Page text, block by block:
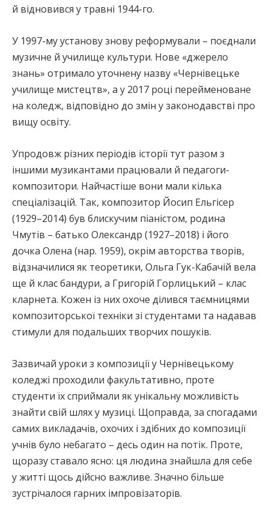
й відновився у травні 1944-го.
У 1997-му установу знову реформували – поєднали
музичне й училище культури. Нове «джерело
знань» отримало уточнену назву «Чернівецьке
училище мистецтв», а у 2017 році перейменоване
на коледж, відповідно до змін у законодавстві про
вищу освіту.
Упродовж різних періодів історії тут разом з
іншими музикантами працювали й педагоги-
композитори. Найчастіше вони мали кілька
спеціалізацій. Так, композитор Йосип Ельгісер
(1929–2014) був блискучим піаністом, родина
Чмутів – батько Олександр (1927–2018) і його
дочка Олена (нар. 1959), окрім авторства творів,
відзначилися як теоретики, Ольга Гук-Кабачій вела
ще й клас бандури, а Григорій Горлицький – клас
кларнета. Кожен із них охоче ділився таємницями
композиторської техніки зі студентами та надавав
стимули для подальших творчих пошуків.
Зазвичай уроки з композиції у Чернівецькому
коледжі проходили факультативно, проте
студенти їх сприймали як унікальну можливість
знайти свій шлях у музиці. Щоправда, за спогадами
самих викладачів, охочих і здібних до композиції
учнів було небагато – десь один на потік. Проте,
щоразу ставало ясно: ця людина знайшла для себе
у житті щось дійсно важливе. Значно більше
зустрічалося гарних імпровізаторів.